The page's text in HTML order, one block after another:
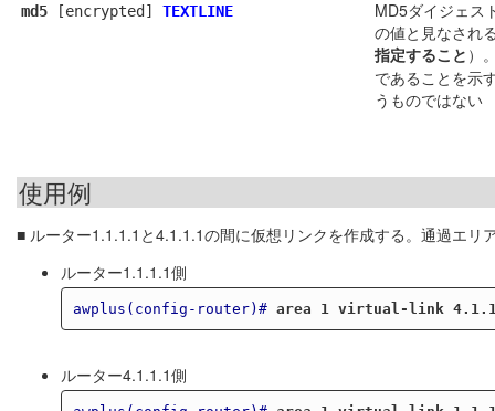
md5 [encrypted] TEXTLINE
MD5ダイジェス
の値と見なされ
指定すること ）
であることを示
うものではない
使用例
■ ルーター1.1.1.1と4.1.1.1の間に仮想リンクを作成する。通過エリ
ルーター1.1.1.1側
awplus(config-router)# area 1 virtual-link
ルーター4.1.1.1側